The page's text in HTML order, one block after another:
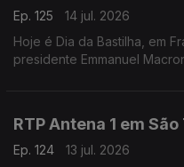
Ep. 125
14 jul. 2026
Hoje é Dia da Bastilha, em
presidente Emmanuel
RTP Antena 1 em
Ep. 124
13 jul. 2026